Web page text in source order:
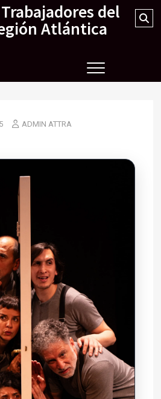
del
Atlántica
ADMIN ATTRA